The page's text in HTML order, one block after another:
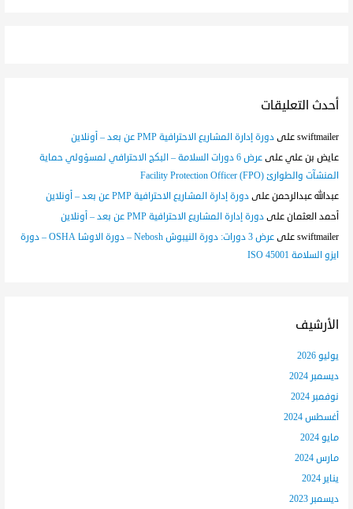
أحدث التعليقات
swiftmailerعلىدورة إدارة المشاريع الاحترافية PMP عن بعد – أونلاين
عايض بن عليعلى
عرض 6 دورات السلامة – البكج الاحترافي لمسؤولي حماية
المنشآت والطوارئ (FPO) Facility Protection Officer
عبدالله عبدالرحمنعلىدورة إدارة المشاريع الاحترافية PMP عن بعد – أونلاين
أحمد العثمانعلىدورة إدارة المشاريع الاحترافية PMP عن بعد – أونلاين
swiftmailerعلى
عرض 3 دورات: دورة النيبوش Nebosh – دورة الاوشا OSHA – دورة
ايزو السلامة ISO 45001
الأرشيف
يوليو 2026
ديسمبر 2024
نوفمبر 2024
أغسطس 2024
مايو 2024
مارس 2024
يناير 2024
ديسمبر 2023